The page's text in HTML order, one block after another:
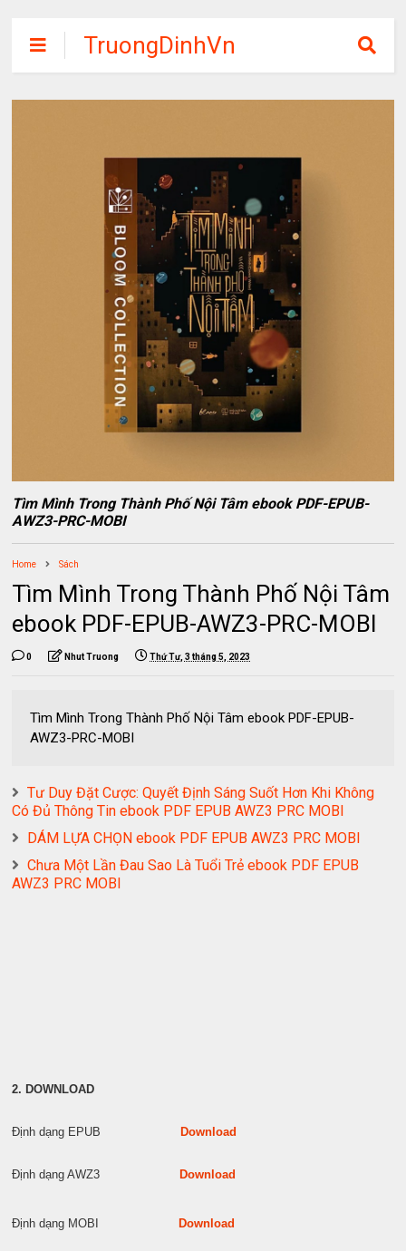
TruongDinhVn
Chia sẽ ebook,
các khóa học,
tập miễn phí
Tìm Mình Trong Thành Phố Nội Tâm ebook PDF-EPUB-
AWZ3-PRC-MOBI
Home Sách
Tìm Mình Trong Thành Phố Nội Tâm
ebook PDF-EPUB-AWZ3-PRC-MOBI
0 Nhut Truong Thứ Tư, 3 tháng 5, 2023
Tìm Mình Trong Thành Phố Nội Tâm ebook PDF-EPUB-
AWZ3-PRC-MOBI
Tư Duy Đặt Cược: Quyết Định Sáng Suốt Hơn Khi Không
Có Đủ Thông Tin ebook PDF EPUB AWZ3 PRC MOBI
DÁM LỰA CHỌN ebook PDF EPUB AWZ3 PRC MOBI
Chưa Một Lần Đau Sao Là Tuổi Trẻ ebook PDF EPUB
AWZ3 PRC MOBI
2. DOWNLOAD
Định dạng EPUB Download
Định dạng AWZ3 Download
Định dạng MOBI Download